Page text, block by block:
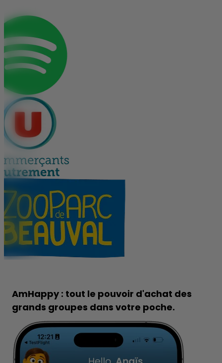
AmHappy : tout le pouvoir d'achat des
grands groupes dans votre poche.